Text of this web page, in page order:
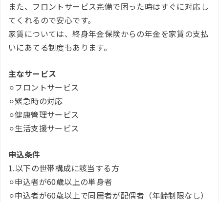
また、フロントサービス完備で困った時はすぐに対応し
てくれるので安心です。
家賃については、終身年金保険からの年金を家賃の支払
いにあてる制度もあります。
主なサービス
⚪︎フロントサービス
⚪︎緊急時の対応
⚪︎健康管理サービス
⚪︎生活支援サービス
申込条件
1.以下の世帯構成に該当する方
⚪︎申込者が60歳以上の単身者
⚪︎申込者が60歳以上で同居者が配偶者（年齢制限なし）